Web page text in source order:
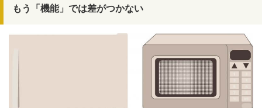
もう「機能」では差がつかない